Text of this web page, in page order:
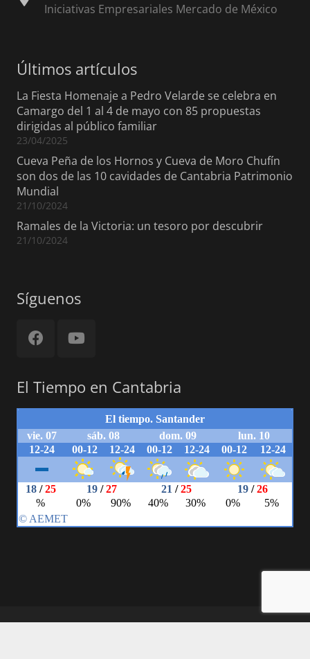
Iniciativas Empresariales Mercado de México
Últimos artículos
La Fiesta Homenaje a Pedro Velarde se celebra en
Camargo del 1 al 4 de mayo con 85 propuestas
dirigidas al público familiar
23/04/2025
Cueva Peña de los Hornos y Cueva de Moro Chufín
son dos de las 10 cavidades de Cantabria Patrimonio
Mundial
21/10/2024
Ramales de la Victoria: un tesoro por descubrir
21/10/2024
Síguenos
El Tiempo en Cantabria